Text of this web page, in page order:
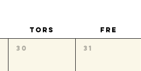
tors fre
30 31